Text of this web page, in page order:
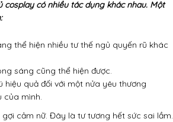
có nhiều tác dụng khác nhau. Một
thể hiện nhiều tư thế ngủ quyến rũ khác
sáng cũng thể hiện được.
quả đối với một nửa yêu thương
của mình.
cảm nữ. Đây là tư tương hết sức sai lầm.